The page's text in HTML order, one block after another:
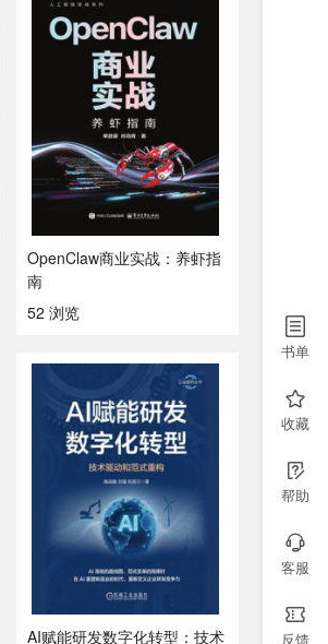
OpenClaw商业实战：养虾指
南
52 浏览
AI赋能研发数字化转型：技术
书单
收藏
帮助
客服
反馈